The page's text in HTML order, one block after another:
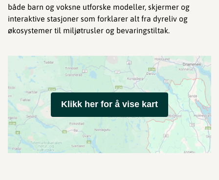
både barn og voksne utforske modeller, skjermer og
interaktive stasjoner som forklarer alt fra dyreliv og
økosystemer til miljøtrusler og bevaringstiltak.
Klikk her for å vise kart